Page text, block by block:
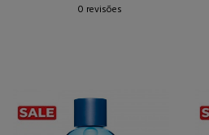
0 revisões